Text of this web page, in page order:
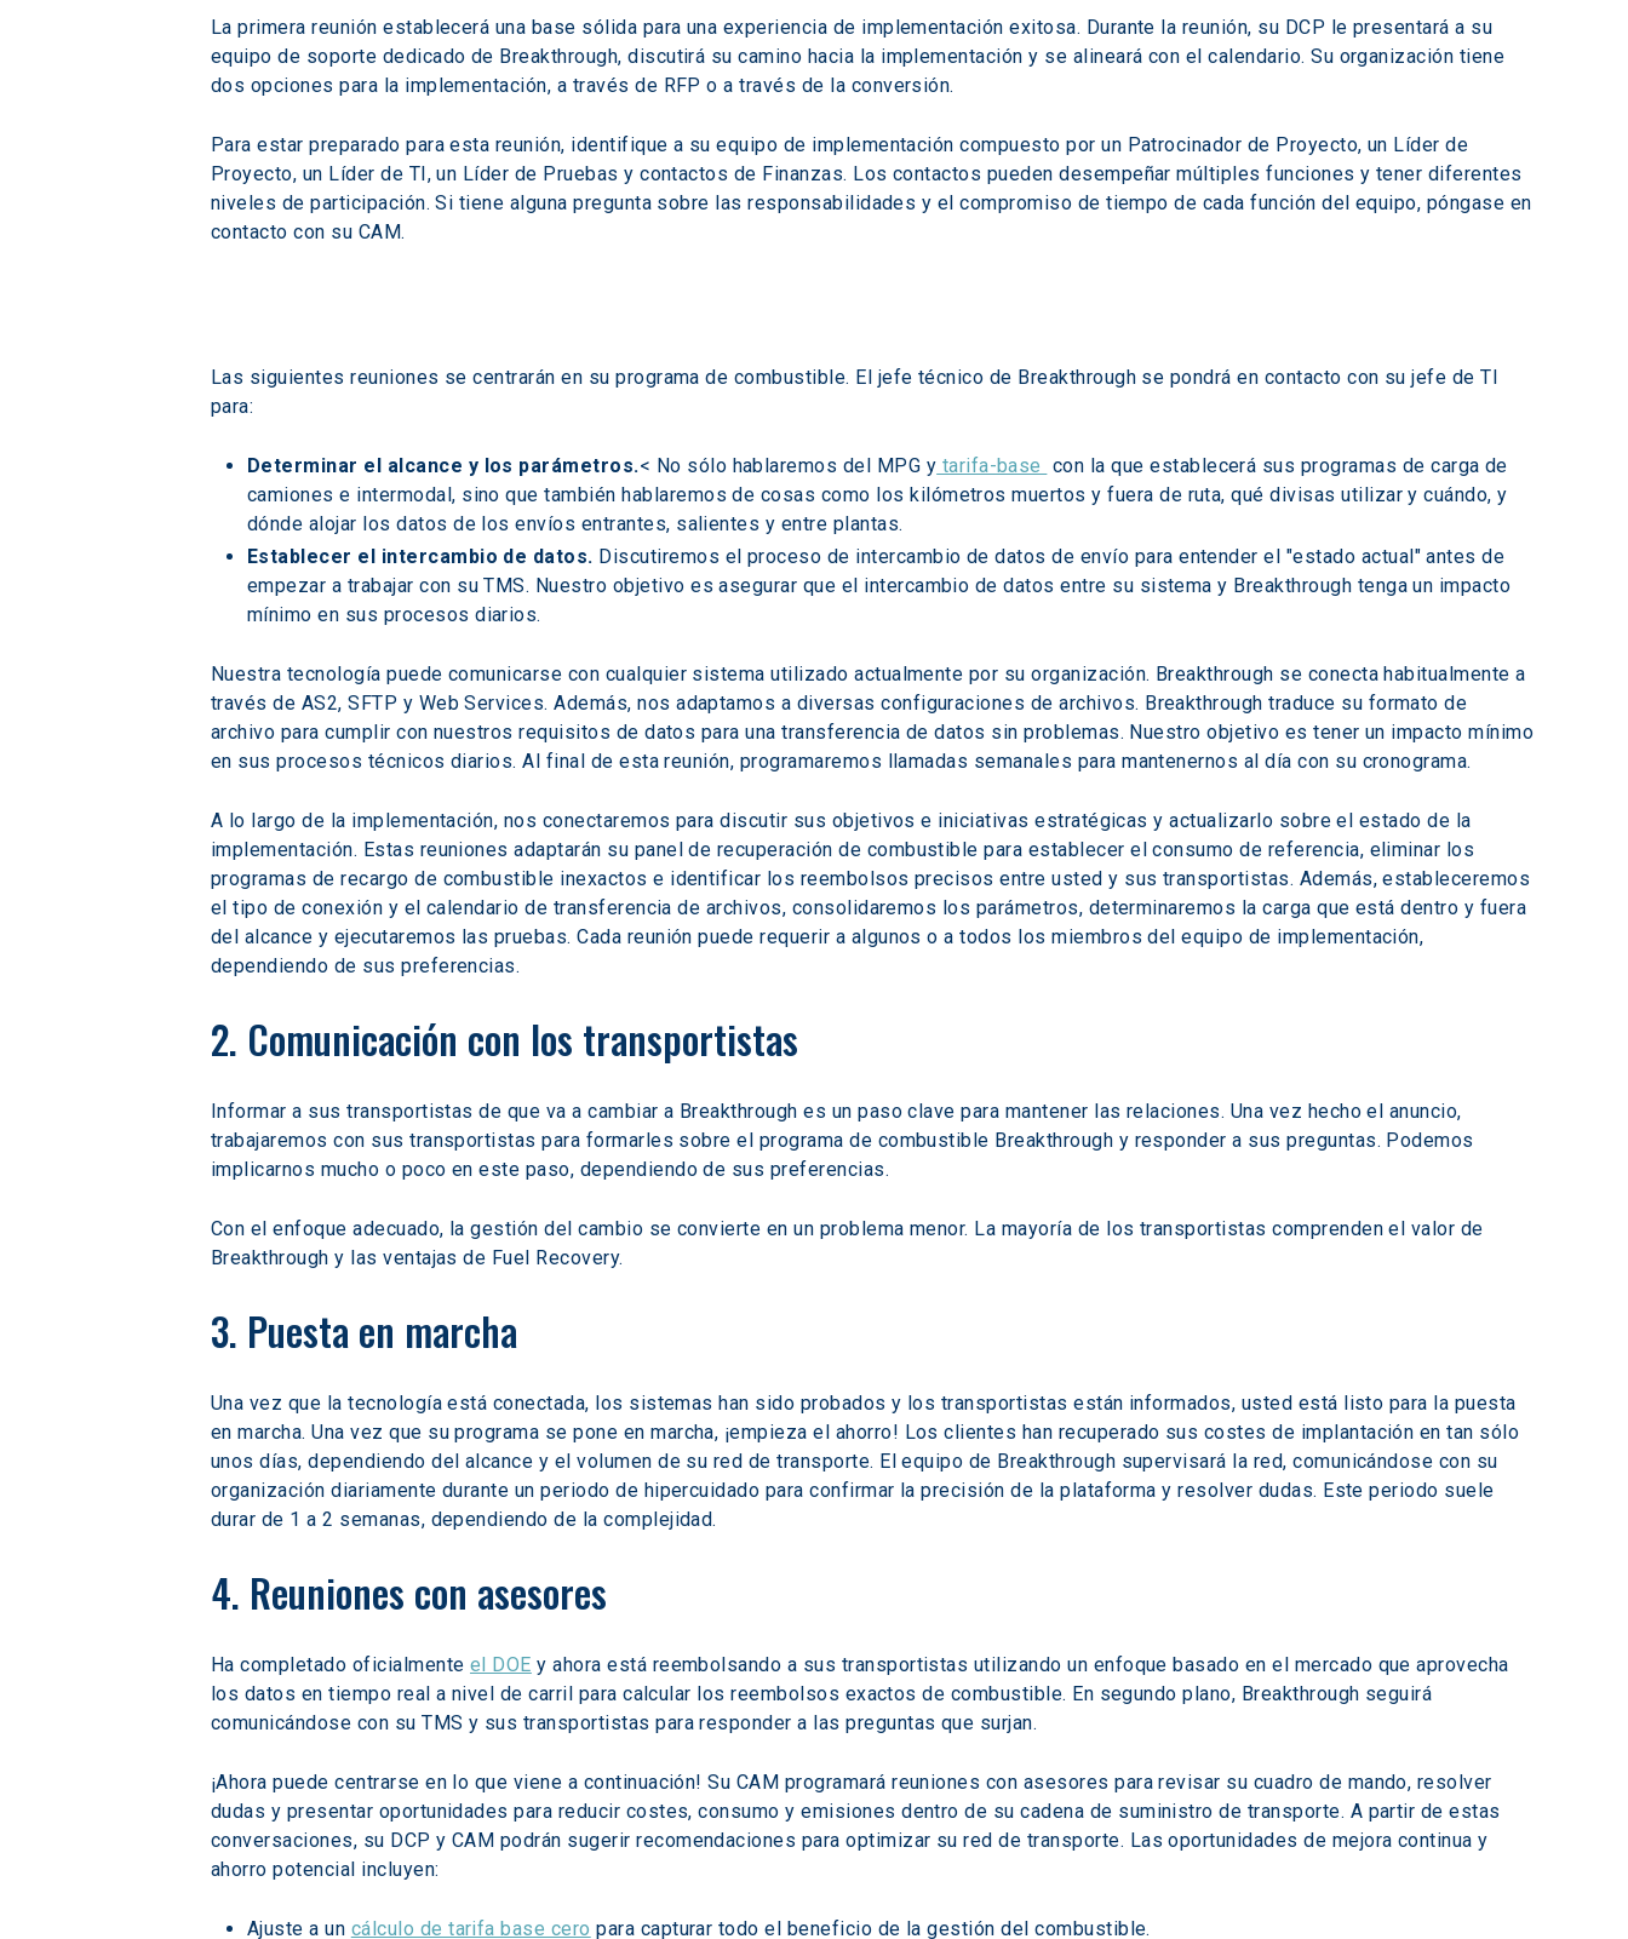
La primera reunión establecerá una base sólida para una experiencia de implementación exitosa. Durante la reunión, su DCP le presentará a su
equipo de soporte dedicado de Breakthrough, discutirá su camino hacia la implementación y se alineará con el calendario. Su organización tiene
dos opciones para la implementación, a través de RFP o a través de la conversión.
Para estar preparado para esta reunión, identifique a su equipo de implementación compuesto por un Patrocinador de Proyecto, un Líder de
Proyecto, un Líder de TI, un Líder de Pruebas y contactos de Finanzas. Los contactos pueden desempeñar múltiples funciones y tener diferentes
niveles de participación. Si tiene alguna pregunta sobre las responsabilidades y el compromiso de tiempo de cada función del equipo, póngase en
contacto con su CAM.
Las siguientes reuniones se centrarán en su programa de combustible. El jefe técnico de Breakthrough se pondrá en contacto con su jefe de TI
para:
Determinar el alcance y los parámetros.< No sólo hablaremos del MPG y tarifa-base con la que establecerá sus programas de carga de
camiones e intermodal, sino que también hablaremos de cosas como los kilómetros muertos y fuera de ruta, qué divisas utilizar y cuándo, y
dónde alojar los datos de los envíos entrantes, salientes y entre plantas.
Establecer el intercambio de datos. Discutiremos el proceso de intercambio de datos de envío para entender el "estado actual" antes de
empezar a trabajar con su TMS. Nuestro objetivo es asegurar que el intercambio de datos entre su sistema y Breakthrough tenga un impacto
mínimo en sus procesos diarios.
Nuestra tecnología puede comunicarse con cualquier sistema utilizado actualmente por su organización. Breakthrough se conecta habitualmente a
través de AS2, SFTP y Web Services. Además, nos adaptamos a diversas configuraciones de archivos. Breakthrough traduce su formato de
archivo para cumplir con nuestros requisitos de datos para una transferencia de datos sin problemas. Nuestro objetivo es tener un impacto mínimo
en sus procesos técnicos diarios. Al final de esta reunión, programaremos llamadas semanales para mantenernos al día con su cronograma.
A lo largo de la implementación, nos conectaremos para discutir sus objetivos e iniciativas estratégicas y actualizarlo sobre el estado de la
implementación. Estas reuniones adaptarán su panel de recuperación de combustible para establecer el consumo de referencia, eliminar los
programas de recargo de combustible inexactos e identificar los reembolsos precisos entre usted y sus transportistas. Además, estableceremos
el tipo de conexión y el calendario de transferencia de archivos, consolidaremos los parámetros, determinaremos la carga que está dentro y fuera
del alcance y ejecutaremos las pruebas. Cada reunión puede requerir a algunos o a todos los miembros del equipo de implementación,
dependiendo de sus preferencias.
2. Comunicación con los transportistas
Informar a sus transportistas de que va a cambiar a Breakthrough es un paso clave para mantener las relaciones. Una vez hecho el anuncio,
trabajaremos con sus transportistas para formarles sobre el programa de combustible Breakthrough y responder a sus preguntas. Podemos
implicarnos mucho o poco en este paso, dependiendo de sus preferencias.
Con el enfoque adecuado, la gestión del cambio se convierte en un problema menor. La mayoría de los transportistas comprenden el valor de
Breakthrough y las ventajas de Fuel Recovery.
3. Puesta en marcha
Una vez que la tecnología está conectada, los sistemas han sido probados y los transportistas están informados, usted está listo para la puesta
en marcha. Una vez que su programa se pone en marcha, ¡empieza el ahorro! Los clientes han recuperado sus costes de implantación en tan sólo
unos días, dependiendo del alcance y el volumen de su red de transporte. El equipo de Breakthrough supervisará la red, comunicándose con su
organización diariamente durante un periodo de hipercuidado para confirmar la precisión de la plataforma y resolver dudas. Este periodo suele
durar de 1 a 2 semanas, dependiendo de la complejidad.
4. Reuniones con asesores
Ha completado oficialmente el DOE y ahora está reembolsando a sus transportistas utilizando un enfoque basado en el mercado que aprovecha
los datos en tiempo real a nivel de carril para calcular los reembolsos exactos de combustible. En segundo plano, Breakthrough seguirá
comunicándose con su TMS y sus transportistas para responder a las preguntas que surjan.
¡Ahora puede centrarse en lo que viene a continuación! Su CAM programará reuniones con asesores para revisar su cuadro de mando, resolver
dudas y presentar oportunidades para reducir costes, consumo y emisiones dentro de su cadena de suministro de transporte. A partir de estas
conversaciones, su DCP y CAM podrán sugerir recomendaciones para optimizar su red de transporte. Las oportunidades de mejora continua y
ahorro potencial incluyen:
Ajuste a un cálculo de tarifa base cero para capturar todo el beneficio de la gestión del combustible.